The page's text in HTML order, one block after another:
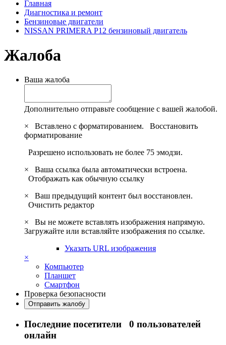
Главная
Диагностика и ремонт
Бензиновые двигатели
NISSAN PRIMERA P12 бензиновый двигатель
Жалоба
Ваша жалоба
Дополнительно отправьте сообщение с вашей жалобой.
×
Вставлено с форматированием. Восстановить
форматирование
Разрешено использовать не более 75 эмодзи.
×
Ваша ссылка была автоматически встроена.
Отображать как обычную ссылку
×
Ваш предыдущий контент был восстановлен.
Очистить редактор
×
Вы не можете вставлять изображения напрямую.
Загружайте или вставляйте изображения по ссылке.
Указать URL изображения
×
Компьютер
Планшет
Смартфон
Проверка безопасности
Отправить жалобу
Последние посетители 0 пользователей
онлайн